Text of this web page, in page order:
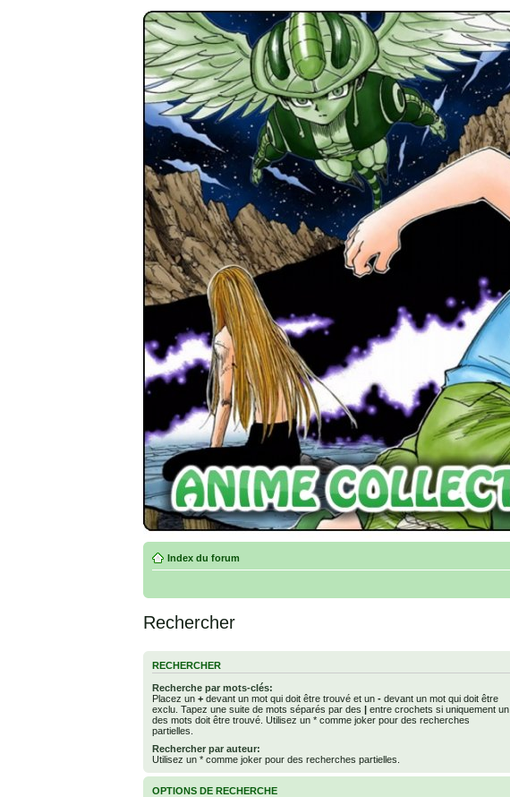
Index du forum
Rechercher
RECHERCHER
Recherche par mots-clés:
Placez un + devant un mot qui doit être trouvé et un - devant un mot qui doit être
exclu. Tapez une suite de mots séparés par des | entre crochets si uniquement un
des mots doit être trouvé. Utilisez un * comme joker pour des recherches
partielles.
Rechercher par auteur:
Utilisez un * comme joker pour des recherches partielles.
OPTIONS DE RECHERCHE